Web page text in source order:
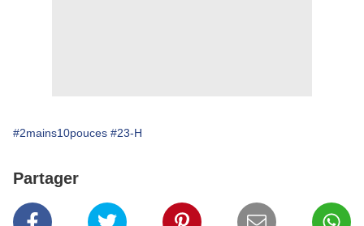
#2mains10pouces #23-H
Partager